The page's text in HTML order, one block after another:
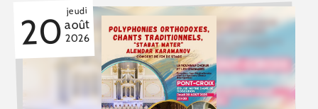
jeudi
20 août
2026